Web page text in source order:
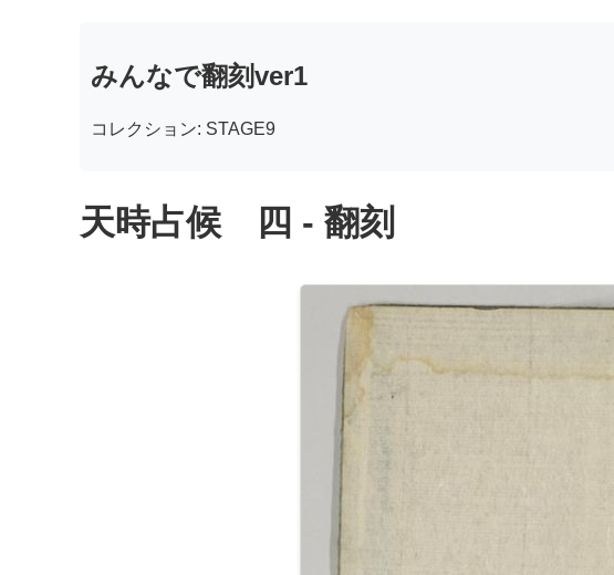
みんなで翻刻ver1
コレクション: STAGE9
天時占候 四 - 翻刻